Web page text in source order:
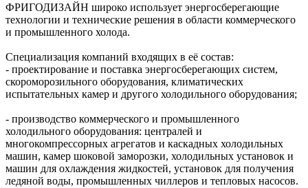
ФРИГОДИЗАЙН широко использует энергосберегающие
технологии и технические решения в области коммерческого
и промышленного холода.
Специализация компаний входящих в её состав:
- проектирование и поставка энергосберегающих систем,
скороморозильного оборудования, климатических
испытательных камер и другого холодильного оборудования;
- производство коммерческого и промышленного
холодильного оборудования: централей и
многокомпрессорных агрегатов и каскадных холодильных
машин, камер шоковой заморозки, холодильных установок и
машин для охлаждения жидкостей, установок для получения
ледяной воды, промышленных чиллеров и тепловых насосов.